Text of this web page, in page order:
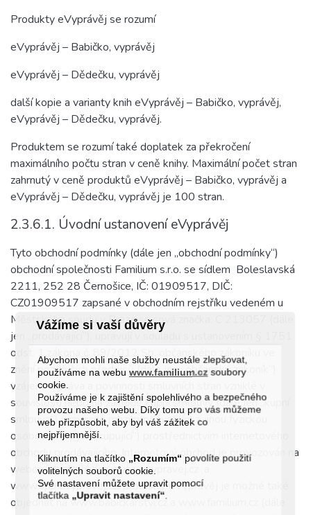
Vážíme si vaší důvěry
Abychom mohli naše služby neustále zlepšovat,
používáme na webuwww.familium.czsoubory
cookie.
Používáme je k zajištění spolehlivého a bezpečného
provozu našeho webu. Díky tomu pro vás můžeme
web přizpůsobit, aby byl váš zážitek co
nejpříjemnější.
Kliknutím na tlačítko „Rozumím“ povolíte použití
volitelných souborů cookie.
Své nastavení můžete upravit pomocí
tlačítka „Upravit nastavení“.
Produkty eVyprávěj se rozumí
eVyprávěj – Babičko, vyprávěj
eVyprávěj – Dědečku, vyprávěj
další kopie a varianty knih eVyprávěj – Babičko, vyprávěj,
eVyprávěj – Dědečku, vyprávěj.
Produktem se rozumí také doplatek za překročení
maximálního počtu stran v ceně knihy. Maximální počet stran
zahrnutý v ceně produktů eVyprávěj – Babičko, vyprávěj a
eVyprávěj – Dědečku, vyprávěj je 100 stran.
2.3.6.1. Úvodní ustanovení eVyprávěj
Tyto obchodní podmínky (dále jen „obchodní podmínky“)
obchodní společnosti Familium s.r.o. se sídlem Boleslavská
2211, 252 28 Černošice, IČ: 01909517, DIČ:
CZ01909517 zapsané v obchodním rejstříku vedeném u
Městského soudu v Praze spisová značka: C 213057 (dále
jen „prodávající“), upravují v souladu s ustanovením § 1751
odst. 1 zákona č. 89/2012 Sb. občanského zákoníku ve
znění pozdějších předpisů (dále jen „občanský zákoník“)
vzájemná práva a povinnosti smluvních stran vzniklé v
souvislosti nebo na základě kupní smlouvy (dále jen „kupní
smlouva“) uzavírané mezi prodávajícím a jinou fyzickou
osobou (dále jen „kupující“) prostřednictvím internetového
obchodu prodávajícího. Internetový obchod je provozován na
webových stránkách www.evypravej.cz a
www.app.evypravej.cz, produkty eVyprávěj je možné také
objednat na www.babickarstvi.cz a www.familium.cz (dále